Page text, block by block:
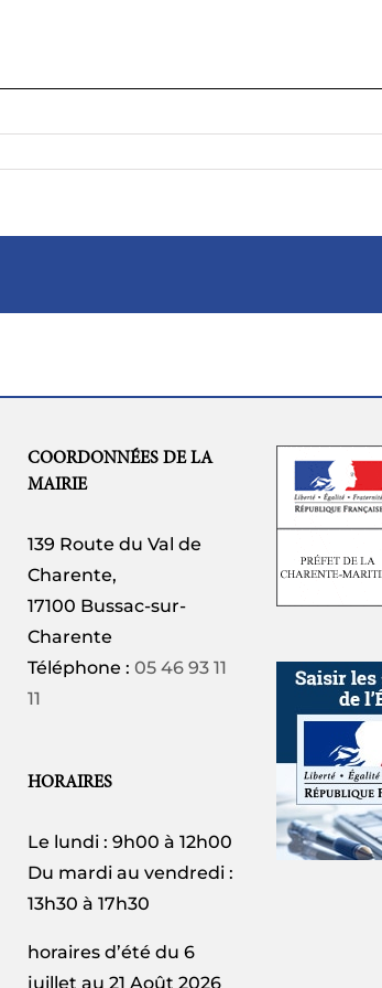
COORDONNÉES DE LA
MAIRIE
139 Route du Val de
Charente,
17100 Bussac-sur-
Charente
Téléphone : 05 46 93 11
11
HORAIRES
Le lundi : 9h00 à 12h00
Du mardi au vendredi :
13h30 à 17h30
horaires d’été du 6
juillet au 21 Août 2026